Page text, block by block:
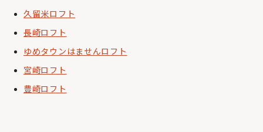
久留米ロフト
長崎ロフト
ゆめタウンはませんロフト
宮崎ロフト
豊崎ロフト